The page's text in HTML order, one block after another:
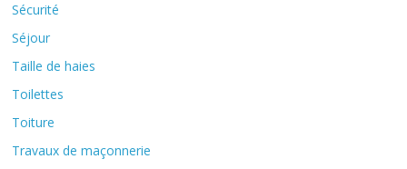
Sécurité
Séjour
Taille de haies
Toilettes
Toiture
Travaux de maçonnerie